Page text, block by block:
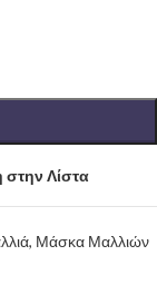
Λίστα
, Μάσκα Μαλλιών